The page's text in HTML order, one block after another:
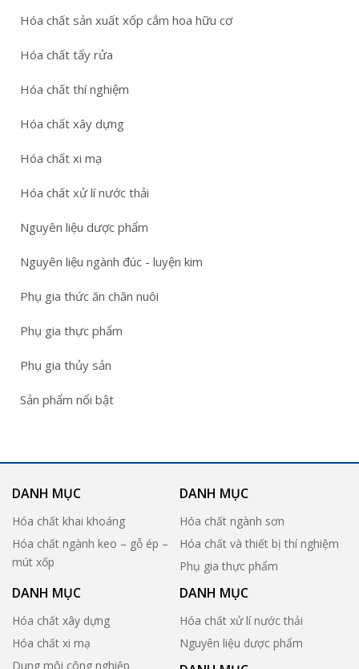
Hóa chất sản xuất xốp cắm hoa hữu cơ
Hóa chất tẩy rửa
Hóa chất thí nghiệm
Hóa chất xây dựng
Hóa chất xi mạ
Hóa chất xử lí nước thải
Nguyên liệu dược phẩm
Nguyên liệu ngành đúc - luyện kim
Phụ gia thức ăn chăn nuôi
Phụ gia thực phẩm
Phụ gia thủy sản
Sản phẩm nổi bật
DANH MỤC
Hóa chất khai khoáng
Hóa chất ngành keo – gỗ ép –
mút xốp
DANH MỤC
Hóa chất ngành sơn
Hóa chất và thiết bị thí nghiệm
Phụ gia thực phẩm
DANH MỤC
Hóa chất xây dựng
Hóa chất xi mạ
Dung môi công nghiệp
DANH MỤC
Hóa chất xử lí nước thải
Nguyên liệu dược phẩm